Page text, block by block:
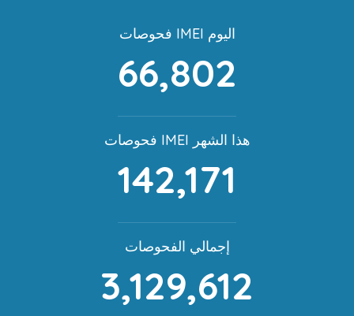
فحوصات IMEI اليوم
66,802
فحوصات IMEI هذا الشهر
142,171
إجمالي الفحوصات
3,129,612